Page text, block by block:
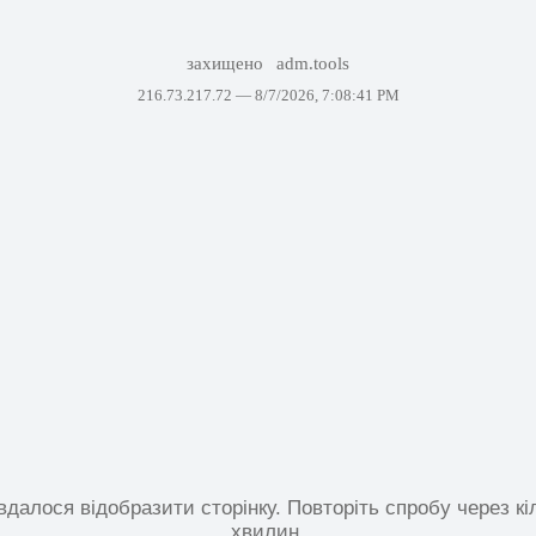
захищено adm.tools
216.73.217.72 — 8/7/2026, 7:08:41 PM
відобразити сторінку. Повторіть спробу через